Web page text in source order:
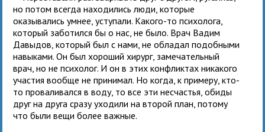
но потом всегда находились люди, которые
оказывались умнее, уступали. Какого-то психолога,
который заботился бы о нас, не было. Врач Вадим
Давыдов, который был с нами, не обладал подобными
навыками. Он был хороший хирург, замечательный
врач, но не психолог. И он в этих конфликтах никакого
участия вообще не принимал. Но когда, к примеру, кто-
то проваливался в воду, то все эти несчастья, обиды
друг на друга сразу уходили на второй план, потому
что были вещи более важные.